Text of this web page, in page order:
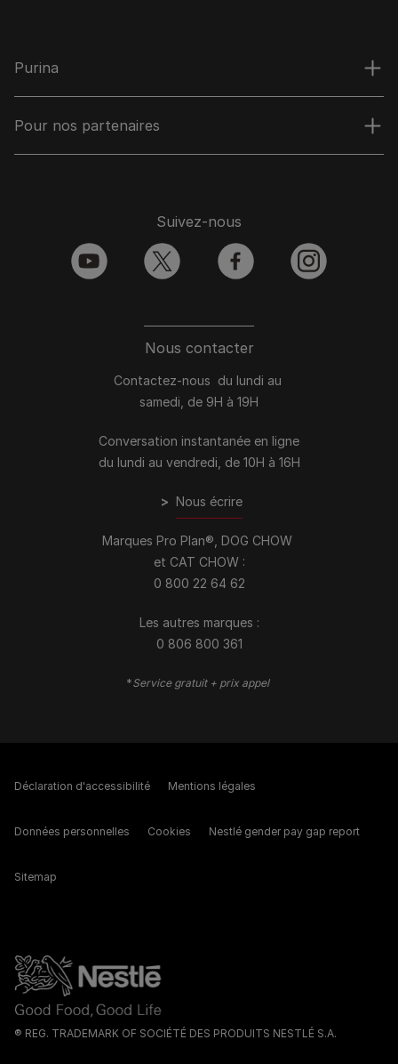
Purina
Pour nos partenaires
Nous contacter
Contactez-nous du lundi au
samedi, de 9H à 19H
Conversation instantanée en ligne
du lundi au vendredi, de 10H à 16H
> Nous écrire
Marques Pro Plan®, DOG CHOW
et CAT CHOW :
0 800 22 64 62
Les autres marques :​
0 806 800 361
*Service gratuit + prix appel
Suivez-nous
youtube twitter facebook instagram
® REG. TRADEMARK OF SOCIÉTÉ DES PRODUITS NESTLÉ S.A.
Déclaration d'accessibilité Mentions légales
Données personnelles Cookies Nestlé gender pay gap report
Sitemap